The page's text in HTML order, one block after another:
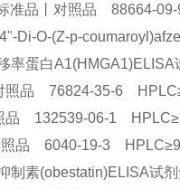
准品丨对照品 88664-
Di-O-(Z-p-
率蛋白
照品 76824-35-6
品 132539-06-1
照品 6040-19-3
制素(obestatin)ELISA试